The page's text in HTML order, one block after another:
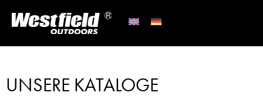
UNSERE KATALOGE